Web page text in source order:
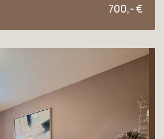
700,- €